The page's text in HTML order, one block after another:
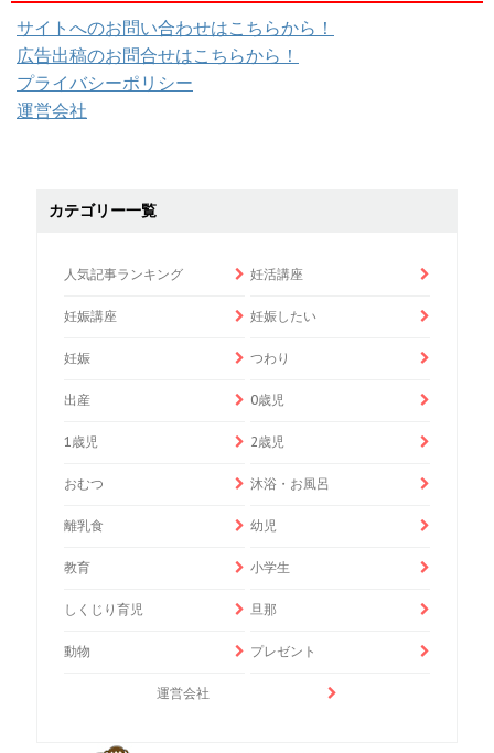
サイトへのお問い合わせはこちらから！
広告出稿のお問合せはこちらから！
プライバシーポリシー
運営会社
カテゴリー一覧
人気記事ランキング 妊活講座
妊娠講座 妊娠したい
妊娠 つわり
出産 0歳児
1歳児 2歳児
おむつ 沐浴・お風呂
離乳食 幼児
教育 小学生
しくじり育児 旦那
動物 プレゼント
運営会社